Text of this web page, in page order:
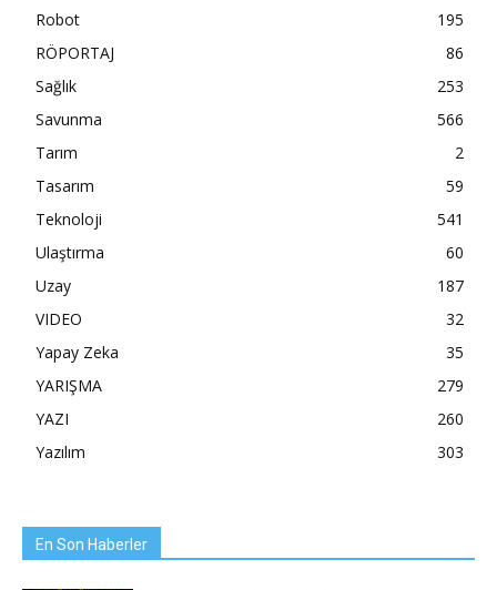
Robot
195
RÖPORTAJ
86
Sağlık
253
Savunma
566
Tarım
2
Tasarım
59
Teknoloji
541
Ulaştırma
60
Uzay
187
VIDEO
32
Yapay Zeka
35
YARIŞMA
279
YAZI
260
Yazılım
303
En Son Haberler